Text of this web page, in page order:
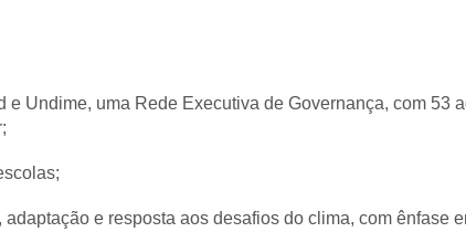
Undime, uma Rede Executiva de Governança, com 53
e resposta aos desafios do clima, com ênfase